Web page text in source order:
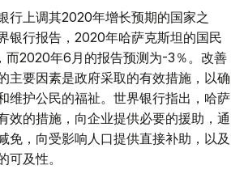
行上调其2020年增长预期的国家之
银行报告，2020年哈萨克斯坦的国民
而2020年6月的报告预测为-3％。改善
主要因素是政府采取的有效措施，以确
维护公民的福祉。世界银行指出，哈萨
效的措施，向企业提供必要的援助，通
免，向受影响人口提供直接补助，以及
可及性。